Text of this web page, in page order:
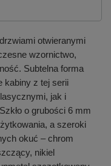
otwieranymi
wzornictwo,
Subtelna forma
kabiny z tej serii
jak i
o grubości 6 mm
a szeroki
okuć – chrom
nikiel